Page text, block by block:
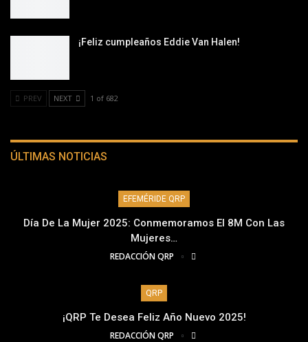
¡Feliz cumpleaños Eddie Van Halen!
PREV NEXT 1 of 682
ÚLTIMAS NOTICIAS
EFEMÉRIDE QRP
Día De La Mujer 2025: Conmemoramos El 8M Con Las
Mujeres…
REDACCIÓN QRP
QRP
¡QRP Te Desea Feliz Año Nuevo 2025!
REDACCIÓN QRP